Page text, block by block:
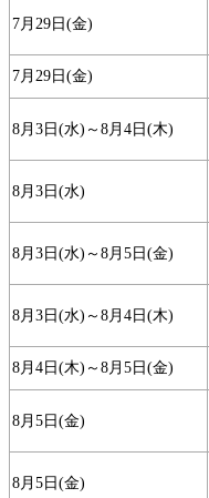
7月29日(金)
7月29日(金)
8月3日(水)～8月4日(木)
8月3日(水)
8月3日(水)～8月5日(金)
8月3日(水)～8月4日(木)
8月4日(木)～8月5日(金)
8月5日(金)
8月5日(金)